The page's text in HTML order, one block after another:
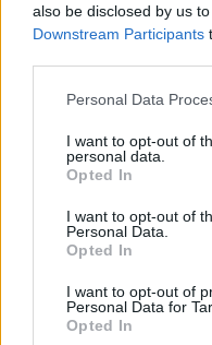
also be disclosed by us
Downstream Participants
Personal Data
I want to opt-out of
personal data.
Opted In
I want to opt-out of
Personal Data.
Opted In
I want to opt-out of
Personal Data for
Opted In
BASKET
más